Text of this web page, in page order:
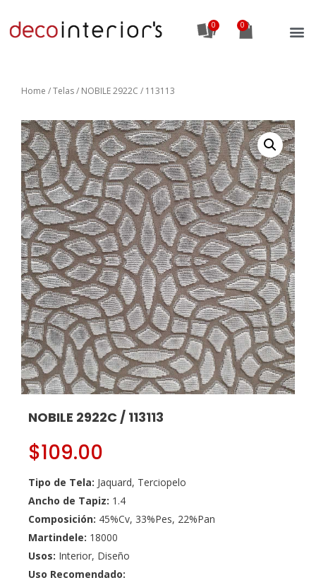
0
Home /Telas/ NOBILE 2922C / 113113
NOBILE 2922C / 113113
$109.00
Tipo de Tela: Jaquard, Terciopelo
Ancho de Tapiz: 1.4
Composición: 45%Cv, 33%Pes, 22%Pan
Martindele: 18000
Usos: Interior, Diseño
Uso Recomendado: